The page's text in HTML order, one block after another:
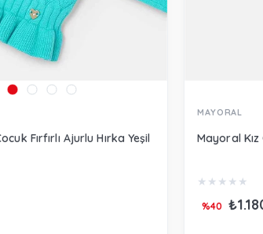
Fırfırlı Ajurlu Hırka Yeşil
MAYORAL
Mayoral
★ ★ ★ ★ ★
%40